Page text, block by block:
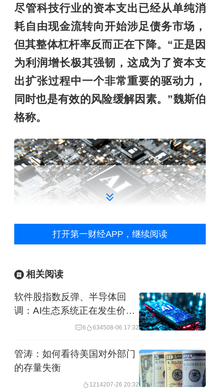
尽管科技行业的资本支出已经从单纯消
耗自由现金流转向开始涉足债务市场，
但其整体杠杆率反而正在下降。“正是因
为利润增长极其强韧，这成为了资本支
出扩张过程中一个非常重要的驱动力，
同时也是有效的风险缓解因素。”魏斯伯
格称。
AI资本支出、回报与估值重构
投行杰富瑞（Jefferies）分析师在给投资
者的简报中称：“由于需求超过供应且定
价上涨，资本支出正持续飙升。”
根据美国银行的统计，今年各巨头的支
出预期全线上调：谷歌母公司Alphabet
打开第一财经APP，继续阅读
相关阅读
软件股指数反弹、半导体回
调：AI生态系统正在发生价值
6 634508-06 17:32
管涛：如何看待美国对外部门
的存量失衡
1214207-26 20:32